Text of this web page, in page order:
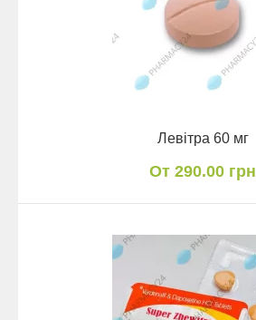
Левітра 60 мг
От 290.00 грн